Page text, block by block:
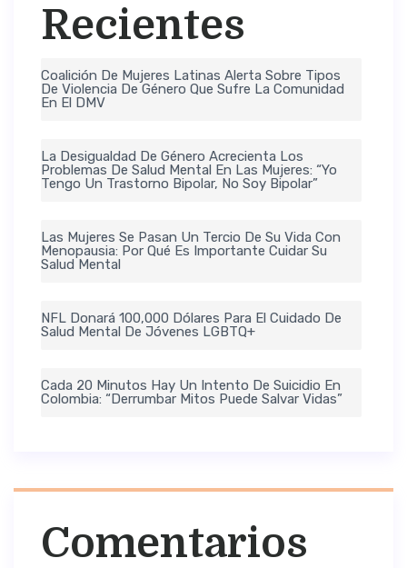
Recientes
Coalición De Mujeres Latinas Alerta Sobre Tipos
De Violencia De Género Que Sufre La Comunidad
En El DMV
La Desigualdad De Género Acrecienta Los
Problemas De Salud Mental En Las Mujeres: “Yo
Tengo Un Trastorno Bipolar, No Soy Bipolar”
Las Mujeres Se Pasan Un Tercio De Su Vida Con
Menopausia: Por Qué Es Importante Cuidar Su
Salud Mental
NFL Donará 100,000 Dólares Para El Cuidado De
Salud Mental De Jóvenes LGBTQ+
Cada 20 Minutos Hay Un Intento De Suicidio En
Colombia: “Derrumbar Mitos Puede Salvar Vidas”
Comentarios